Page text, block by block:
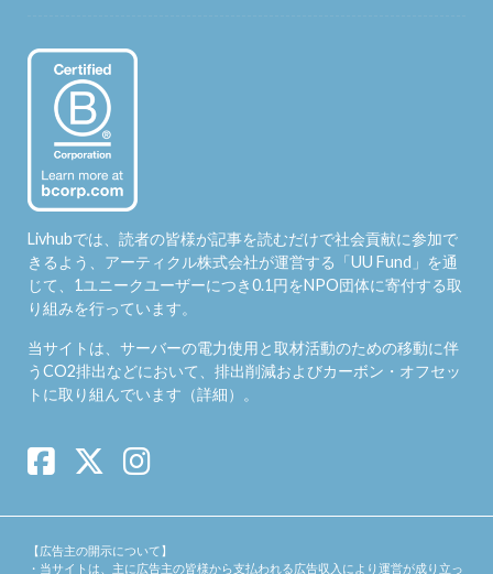
Livhubでは、読者の皆様が記事を読むだけで社会貢献に参加で
きるよう、アーティクル株式会社が運営する「 UU Fund 」を通
じて、1ユニークユーザーにつき0.1円をNPO団体に寄付する取
り組みを行っています。
当サイトは、サーバーの電力使用と取材活動のための移動に伴
うCO2排出などにおいて、排出削減およびカーボン・オフセッ
トに取り組んでいます（詳細）。
【広告主の開示について】
・当サイトは、主に広告主の皆様から支払われる広告収入により運営が成り立っ